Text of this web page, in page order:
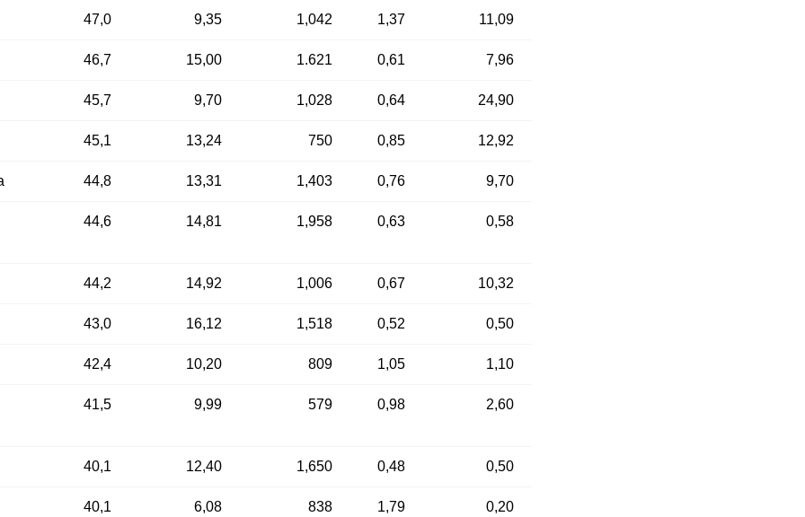
47,0 9,35 1,042 1,37 11,09
46,7 15,00 1.621 0,61 7,96
45,7 9,70 1,028 0,64 24,90
45,1 13,24 750 0,85 12,92
44,8 13,31 1,403 0,76 9,70
44,6 14,81 1,958 0,63 0,58
44,2 14,92 1,006 0,67 10,32
43,0 16,12 1,518 0,52 0,50
42,4 10,20 809 1,05 1,10
41,5 9,99 579 0,98 2,60
40,1 12,40 1,650 0,48 0,50
40,1 6,08 838 1,79 0,20